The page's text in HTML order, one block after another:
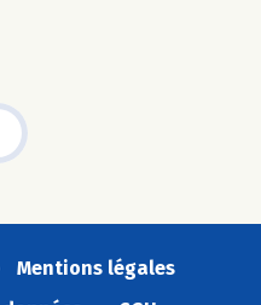
Mentions légales